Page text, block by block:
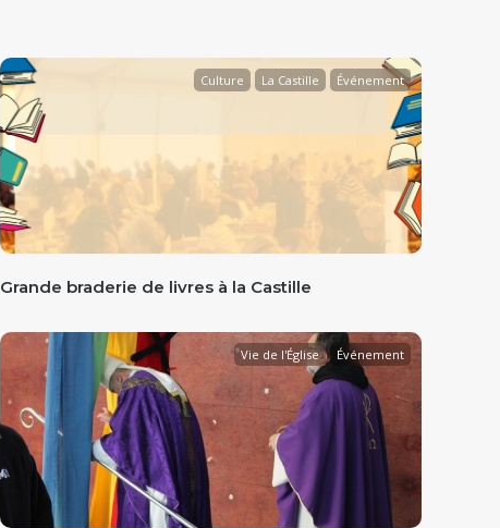
Culture La Castille Événement
Grande braderie de livres à la Castille
Vie de l'Église Événement